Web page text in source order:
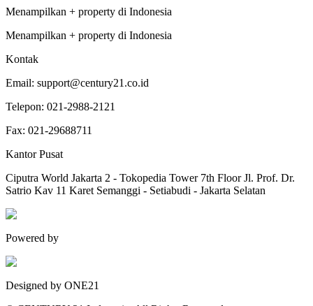
Menampilkan + property di Indonesia
Menampilkan + property di Indonesia
Kontak
Email: support@century21.co.id
Telepon: 021-2988-2121
Fax: 021-29688711
Kantor Pusat
Ciputra World Jakarta 2 - Tokopedia Tower 7th Floor Jl. Prof. Dr.
Satrio Kav 11 Karet Semanggi - Setiabudi - Jakarta Selatan
Powered by
Designed by ONE21